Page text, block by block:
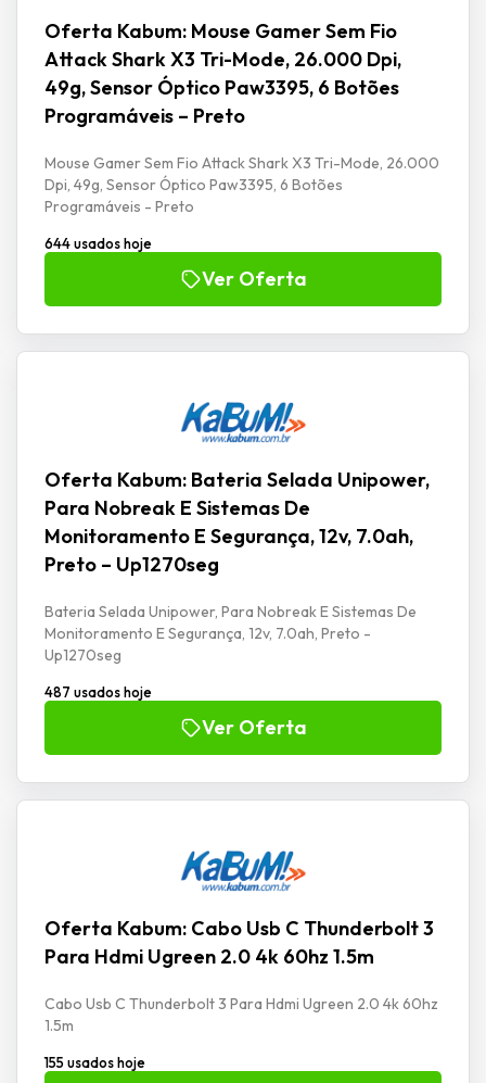
Oferta Kabum: Mouse Gamer Sem Fio
Attack Shark X3 Tri-Mode, 26.000 Dpi,
49g, Sensor Óptico Paw3395, 6 Botões
Programáveis – Preto
Mouse Gamer Sem Fio Attack Shark X3 Tri-Mode, 26.000
Dpi, 49g, Sensor Óptico Paw3395, 6 Botões
Programáveis - Preto
644 usados hoje
Ver Oferta
Oferta Kabum: Bateria Selada Unipower,
Para Nobreak E Sistemas De
Monitoramento E Segurança, 12v, 7.0ah,
Preto – Up1270seg
Bateria Selada Unipower, Para Nobreak E Sistemas De
Monitoramento E Segurança, 12v, 7.0ah, Preto -
Up1270seg
487 usados hoje
Ver Oferta
Oferta Kabum: Cabo Usb C Thunderbolt 3
Para Hdmi Ugreen 2.0 4k 60hz 1.5m
Cabo Usb C Thunderbolt 3 Para Hdmi Ugreen 2.0 4k 60hz
1.5m
155 usados hoje